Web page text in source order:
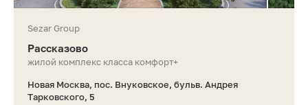
Sezar Group
Рассказово
жилой комплекс класса комфорт+
Новая Москва, пос. Внуковское, бульв. Андрея
Тарковского, 5